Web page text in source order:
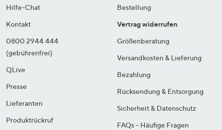
Hilfe-Chat
Kontakt
0800 2944 444
(gebührenfrei)
QLive
Presse
Lieferanten
Produktrückruf
Bestellung
Vertrag widerrufen
Größenberatung
Versandkosten & Lieferung
Bezahlung
Rücksendung & Entsorgung
Sicherheit & Datenschutz
FAQs - Häufige Fragen